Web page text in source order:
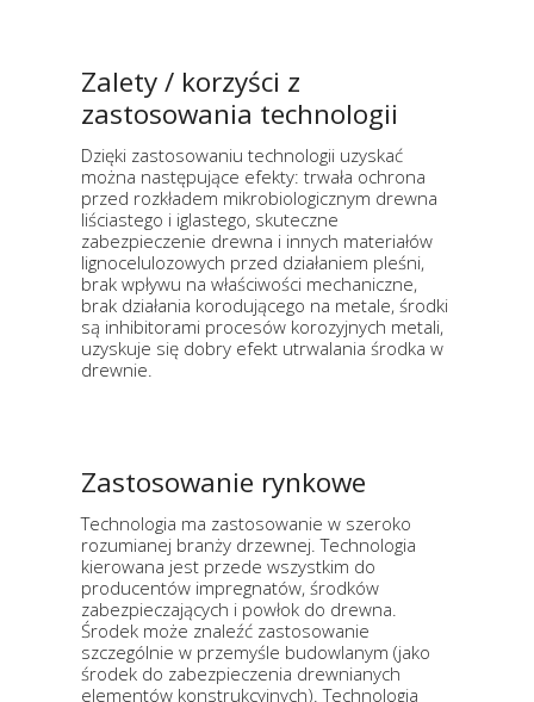
Zalety / korzyści z
zastosowania technologii
Dzięki zastosowaniu technologii uzyskać
można następujące efekty: trwała ochrona
przed rozkładem mikrobiologicznym drewna
liściastego i iglastego, skuteczne
zabezpieczenie drewna i innych materiałów
Iignocelulozowych przed działaniem pleśni,
brak wpływu na właściwości mechaniczne,
brak działania korodującego na metale, środki
są inhibitorami procesów korozyjnych metali,
uzyskuje się dobry efekt utrwalania środka w
drewnie.
Zastosowanie rynkowe
Technologia ma zastosowanie w szeroko
rozumianej branży drzewnej. Technologia
kierowana jest przede wszystkim do
producentów impregnatów, środków
zabezpieczających i powłok do drewna.
Środek może znaleźć zastosowanie
szczególnie w przemyśle budowlanym (jako
środek do zabezpieczenia drewnianych
elementów konstrukcyjnych). Technologia